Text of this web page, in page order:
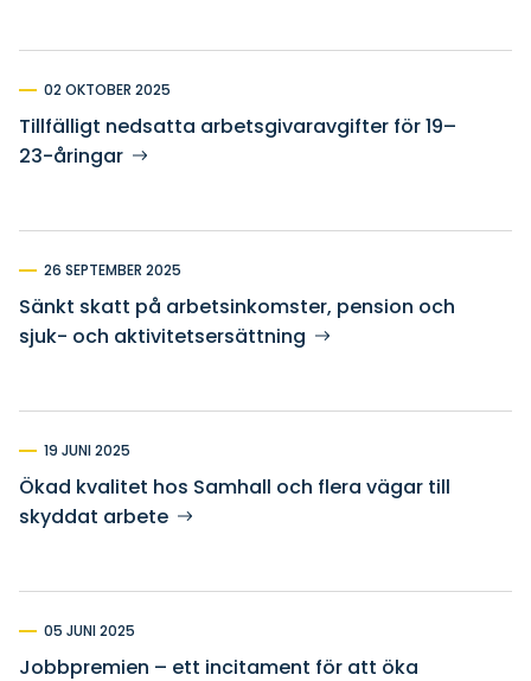
02 OKTOBER 2025
Tillfälligt nedsatta arbetsgivaravgifter för 19–
23-åringar
26 SEPTEMBER 2025
Sänkt skatt på arbetsinkomster, pension och
sjuk- och aktivitetsersättning
19 JUNI 2025
Ökad kvalitet hos Samhall och flera vägar till
skyddat arbete
05 JUNI 2025
Jobbpremien – ett incitament för att öka